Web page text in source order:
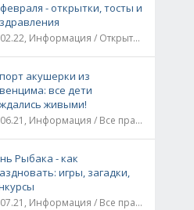
- открытки, тосты и
22.02.22, Информация / Открытки / Все праздники
акушерки из
все дети
живыми!
20.06.21, Информация / Все праздники / Рассказы и истории
Рыбака - как
игры, загадки,
10.07.21, Информация / Все праздники